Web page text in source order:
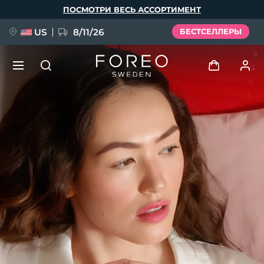
ПОСМОТРИ ВЕСЬ АССОРТИМЕНТ
US 8/11/26 БЕСТСЕЛЛЕРЫ
Войти
Профиль пользователя
Мои приборы
Мои заказы
Мои адреса
Мои подписки
FAQ™ Pure Beauty-Tech Elixir
BREAKING NEWS
issa™ Teeth Whitening Set
Язык
English Deutsch
Español
Français
Português
Polski
Svenska
Русский
Türkçe
简体中文 繁體中文